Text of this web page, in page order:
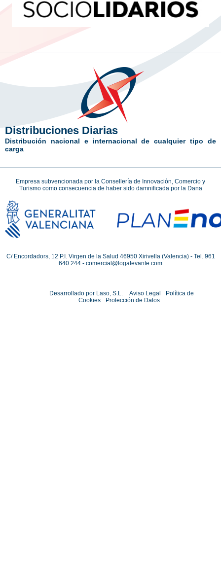
Distribuciones Diarias
Distribución nacional e internacional de cualquier tipo de
carga
Empresa subvencionada por la Consellería de Innovación, Comercio y
Turismo como consecuencia de haber sido damnificada por la Dana
C/ Encordadors, 12 P.I. Virgen de la Salud 46950 Xirivella (Valencia) - Tel. 961
640 244 - comercial@logalevante.com
Desarrollado por Laso, S.L. Aviso Legal
Política de
Cookies
Protección de Datos